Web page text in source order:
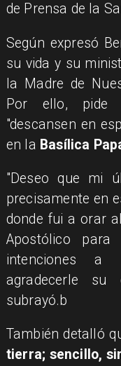
de Prensa de la
Según expresó
su vida y su
la Madre de
Por ello, pide
"descansen en
en la Basílica
"Deseo que mi
precisamente en
donde fui a orar
Apostólico
intenciones a
agradecerle su
subrayó.b
También detalló
tierra; sencillo,